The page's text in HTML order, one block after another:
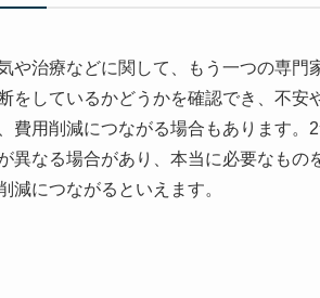
や治療などに関して、もう一つの専
をしているかどうかを確認でき、不
費用削減につながる場合もあります
異なる場合があり、本当に必要なも
減につながるといえます。